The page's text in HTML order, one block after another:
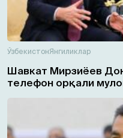
ЎзбекистонЯнгиликлар
Шавкат Мирзиёев
телефон орқали